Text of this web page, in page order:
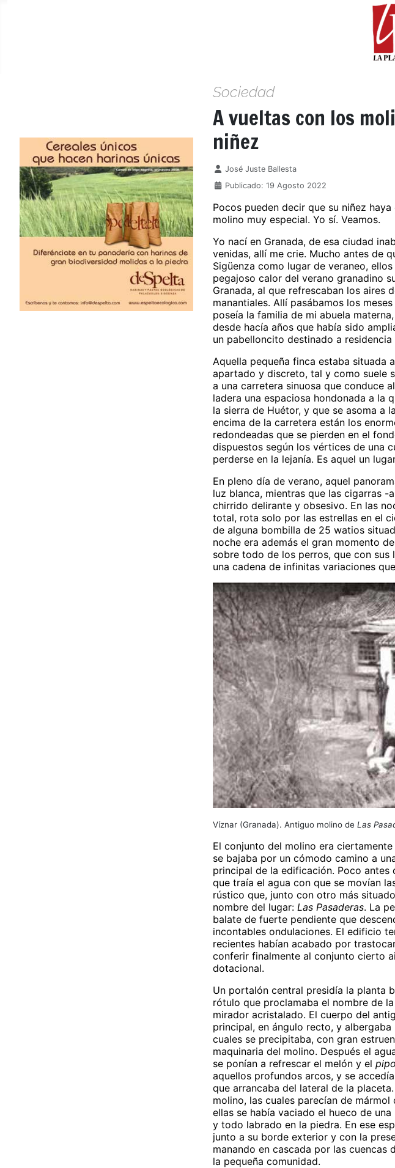
Sociedad
A vueltas con los
niñez
Detalles
José Juste Ballesta
Publicado: 19 Agosto 2022
Pocos pueden decir que su niñez
molino muy especial. Yo sí. Veamos.
Yo nací en Granada, de esa ciudad
venidas, allí me crie. Mucho antes de
Sigüenza como lugar de veraneo,
pegajoso calor del verano granadino
Granada, al que refrescaban los aires
manantiales. Allí pasábamos los
poseía la familia de mi abuela
desde hacía años que había sido
un pabelloncito destinado a
Aquella pequeña finca estaba situada
apartado y discreto, tal y como suele
a una carretera sinuosa que conduce
ladera una espaciosa hondonada a la
la sierra de Huétor, y que se asoma a
encima de la carretera están los
redondeadas que se pierden en el
dispuestos según los vértices de una
perderse en la lejanía. Es aquel un
En pleno día de verano, aquel
luz blanca, mientras que las cigarras -
chirrido delirante y obsesivo. En las
total, rota solo por las estrellas en el
de alguna bombilla de 25 watios
noche era además el gran momento
sobre todo de los perros, que con
una cadena de infinitas variaciones
Víznar (Granada). Antiguo molino de Las
El conjunto del molino era
se bajaba por un cómodo camino a
principal de la edificación. Poco antes
que traía el agua con que se movían
rústico que, junto con otro más
nombre del lugar: Las Pasaderas. La
balate de fuerte pendiente que
incontables ondulaciones. El edificio
recientes habían acabado por
conferir finalmente al conjunto cierto
dotacional.
Un portalón central presidía la planta
rótulo que proclamaba el nombre de
mirador acristalado. El cuerpo del
principal, en ángulo recto, y
cuales se precipitaba, con gran
maquinaria del molino. Después el
se ponían a refrescar el melón y el pipo
aquellos profundos arcos, y se
que arrancaba del lateral de la
molino, las cuales parecían de
ellas se había vaciado el hueco de
y todo labrado en la piedra. En ese
junto a su borde exterior y con la
manando en cascada por las
la pequeña comunidad.